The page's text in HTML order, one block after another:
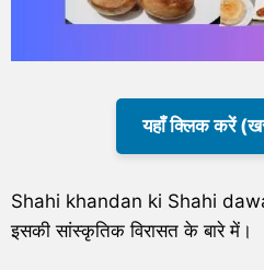
यहाँ क्लिक करें
Shahi khandan ki Shahi
इसकी सांस्कृतिक विरासत के बारे में।